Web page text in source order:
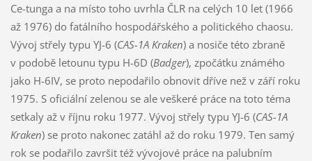
Ce-tunga a na místo toho uvrhla ČLR na celých 10 let (1966
až 1976) do fatálního hospodářského a politického chaosu.
Vývoj střely typu YJ-6 (CAS-1A Kraken) a nosiče této zbraně
v podobě letounu typu H-6D (Badger), zpočátku známého
jako H-6IV, se proto nepodařilo obnovit dříve než v září roku
1975. S oficiální zelenou se ale veškeré práce na toto téma
setkaly až v říjnu roku 1977. Vývoj střely typu YJ-6 (CAS-1A
Kraken) se proto nakonec zatáhl až do roku 1979. Ten samý
rok se podařilo završit též vývojové práce na palubním